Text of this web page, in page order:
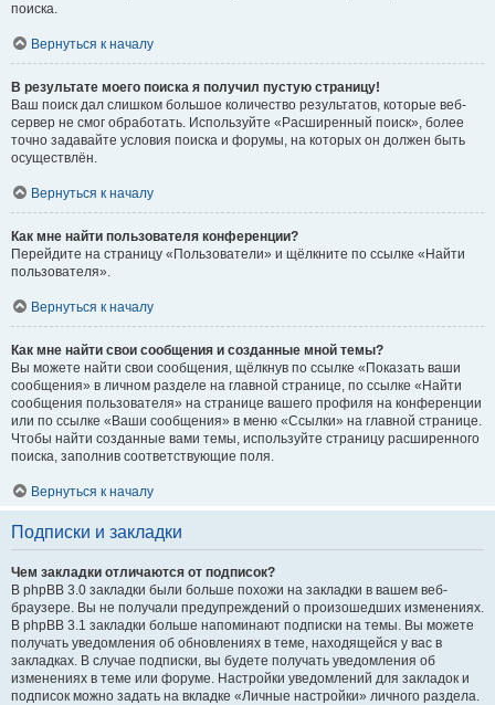
поиска.
Вернуться к началу
В результате моего поиска я получил пустую страницу!
Ваш поиск дал слишком большое количество результатов, которые веб-
сервер не смог обработать. Используйте «Расширенный поиск», более
точно задавайте условия поиска и форумы, на которых он должен быть
осуществлён.
Вернуться к началу
Как мне найти пользователя конференции?
Перейдите на страницу «Пользователи» и щёлкните по ссылке «Найти
пользователя».
Вернуться к началу
Как мне найти свои сообщения и созданные мной темы?
Вы можете найти свои сообщения, щёлкнув по ссылке «Показать ваши
сообщения» в личном разделе на главной странице, по ссылке «Найти
сообщения пользователя» на странице вашего профиля на конференции
или по ссылке «Ваши сообщения» в меню «Ссылки» на главной странице.
Чтобы найти созданные вами темы, используйте страницу расширенного
поиска, заполнив соответствующие поля.
Вернуться к началу
Подписки и закладки
Чем закладки отличаются от подписок?
В phpBB 3.0 закладки были больше похожи на закладки в вашем веб-
браузере. Вы не получали предупреждений о произошедших изменениях.
В phpBB 3.1 закладки больше напоминают подписки на темы. Вы можете
получать уведомления об обновлениях в теме, находящейся у вас в
закладках. В случае подписки, вы будете получать уведомления об
изменениях в теме или форуме. Настройки уведомлений для закладок и
подписок можно задать на вкладке «Личные настройки» личного раздела.